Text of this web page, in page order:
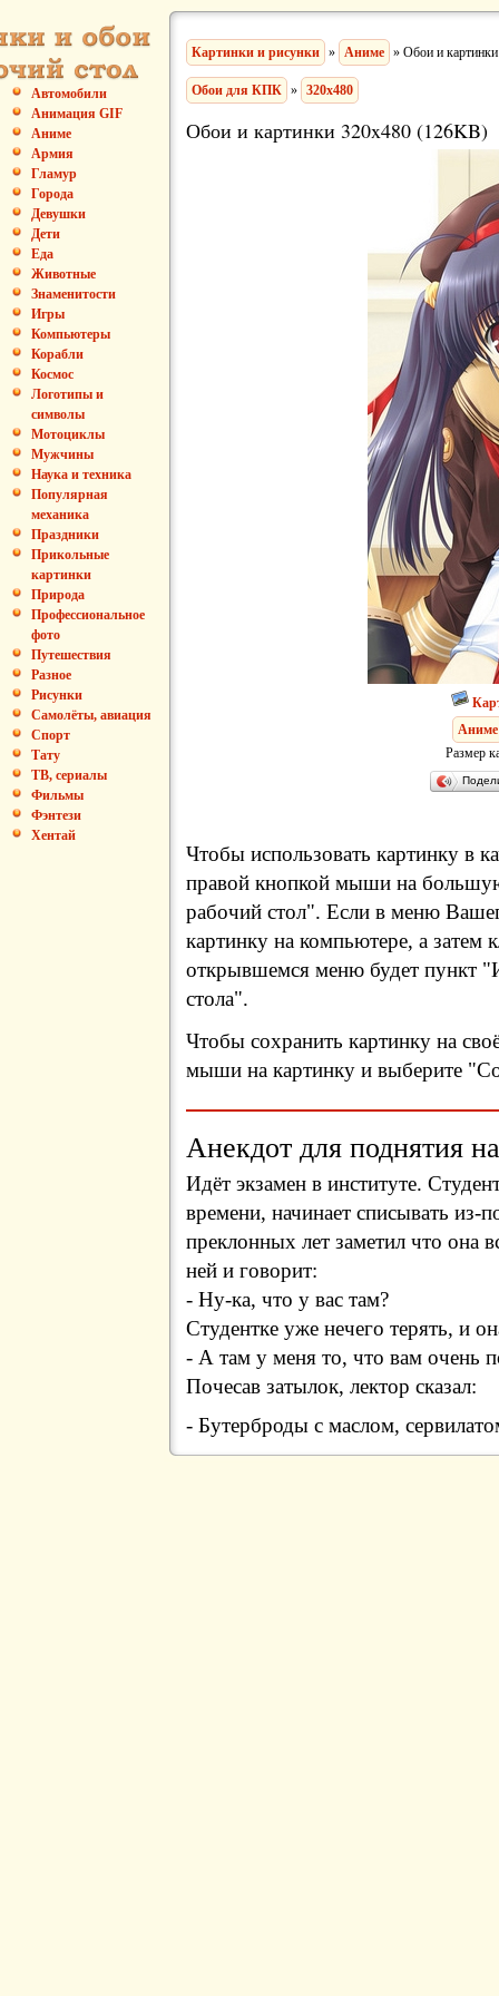
Автомобили
Анимация GIF
Аниме
Армия
Гламур
Города
Девушки
Дети
Еда
Животные
Знаменитости
Игры
Компьютеры
Корабли
Космос
Логотипы и
символы
Мотоциклы
Мужчины
Наука и техника
Популярная
механика
Праздники
Прикольные
картинки
Природа
Профессиональное
фото
Путешествия
Разное
Рисунки
Самолёты, авиация
Спорт
Тату
ТВ, сериалы
Фильмы
Фэнтези
Хентай
Картинки и рисунки » Аниме » Обои и картинки
Обои для КПК » 320x480
Обои и картинки 320x480 (126KB)
Аниме
Размер
Чтобы использовать картинку в
правой кнопкой мыши на
рабочий стол". Если в меню
картинку на компьютере, а затем
открывшемся меню будет пункт
стола".
Чтобы сохранить картинку на
мыши на картинку и выберите
Анекдот для поднятия
Идёт экзамен в институте.
времени, начинает списывать
преклонных лет заметил что она
ней и говорит:
- Ну-ка, что у вас там?
Студентке уже нечего терять, и
- А там у меня то, что вам очень
Почесав затылок, лектор сказал:
- Бутерброды с маслом,